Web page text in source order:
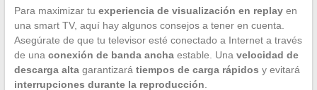
Para maximizar tu experiencia de visualización en replayen
una smart TV, aquí hay algunos consejos a tener en cuenta.
Asegúrate de que tu televisor esté conectado a Internet a través
de una conexión de banda anchaestable. Una velocidad de
descarga altagarantizará tiempos de carga rápidos y evitará
interrupciones durante la reproducción